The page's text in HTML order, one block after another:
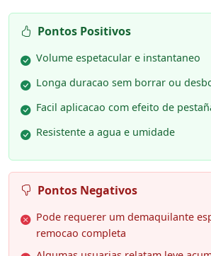
Pontos Positivos
Volume espetacular e instantaneo
Longa duracao sem borrar ou
Facil aplicacao com efeito de
Resistente a agua e umidade
Pontos Negativos
Pode requerer um demaquilante
remocao completa